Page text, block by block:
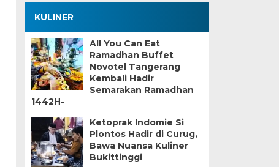
KULINER
All You Can Eat
Ramadhan Buffet
Novotel Tangerang
Kembali Hadir
Semarakan Ramadhan
1442H-
Ketoprak Indomie Si
Plontos Hadir di Curug,
Bawa Nuansa Kuliner
Bukittinggi